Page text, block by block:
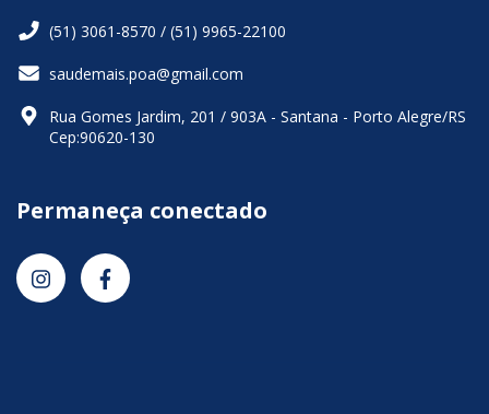
(51) 3061-8570 / (51) 9965-22100
saudemais.poa@gmail.com
Rua Gomes Jardim, 201 / 903A - Santana - Porto Alegre/RS
Cep:90620-130
Permaneça conectado